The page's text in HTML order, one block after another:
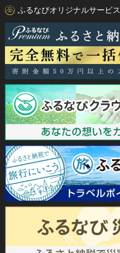
ふるなびオリジナルサービス